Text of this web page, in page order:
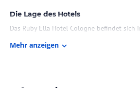
Die Lage des Hotels
Das Ruby Ella Hotel Cologne befindet sich
am Dom und der Kölner Hauptbahnhof
Mehr anzeigen